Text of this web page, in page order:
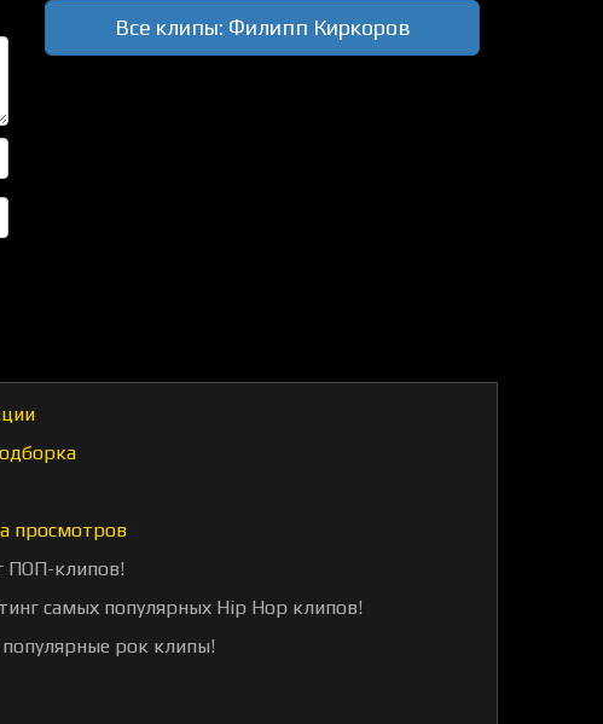
Все клипы: Филипп Киркоров
просмотров
ПОП-клипов!
самых популярных Hip Hop клипов!
рок клипы!